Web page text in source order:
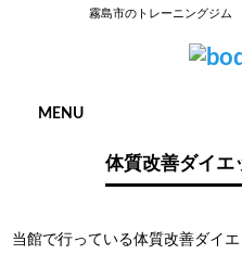
霧島市のトレーニングジム
MENU
体質改善ダイエ
当館で行っている体質改善ダイエ